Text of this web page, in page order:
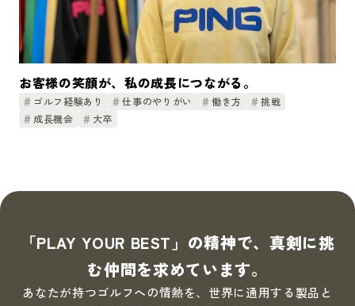
お客様の笑顔が、私の成長につながる。
ゴルフ経験あり 仕事のやりがい 働き方
挑戦
成長機会
大卒
「PLAY YOUR BEST」の精神で、真剣に挑
む仲間を求めています。
あなたが持つゴルフへの情熱を、世界に通用する製品と